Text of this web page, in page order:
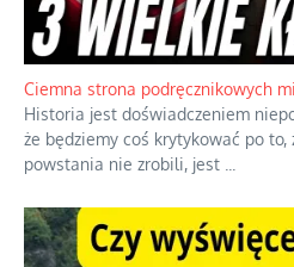
Ciemna strona podręcznikowych
Historia jest doświadczeniem
że będziemy coś krytykować po
powstania nie zrobili, jest